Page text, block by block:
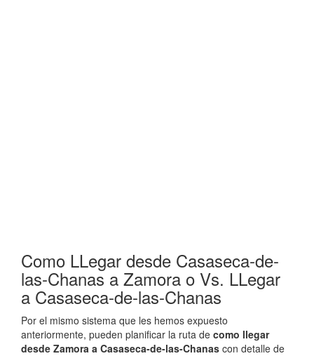
Como LLegar desde Casaseca-de-
las-Chanas a Zamora o Vs. LLegar
a Casaseca-de-las-Chanas
Por el mismo sistema que les hemos expuesto
anteriormente, pueden planificar la ruta de como llegar
desde Zamora a Casaseca-de-las-Chanas con detalle de